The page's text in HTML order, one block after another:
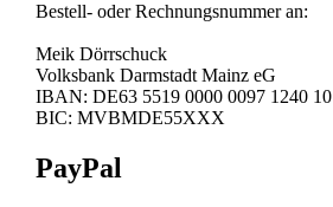
Bestell- oder Rechnungsnummer an:
Meik Dörrschuck
Volksbank Darmstadt Mainz eG
IBAN: DE63 5519 0000 0097 1240 10
BIC: MVBMDE55XXX
PayPal